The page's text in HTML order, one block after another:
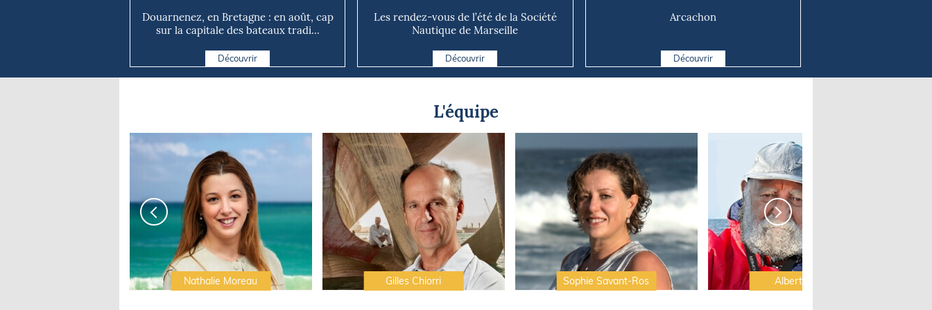
Douarnenez, en Bretagne : en août, cap
sur la capitale des bateaux tradi...
Découvrir
Les rendez-vous de l’été de la Société
Nautique de Marseille
Découvrir
Arcachon
Découvrir
L'équipe
Nathalie Moreau Gilles Chiorri Sophie Savant-Ros Albert Brel